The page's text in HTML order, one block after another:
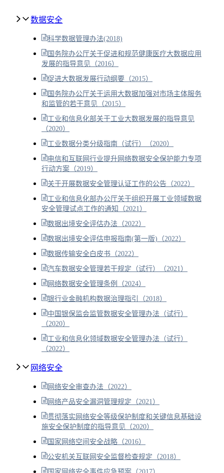
数据安全
科学数据管理办法(2018)
国务院办公厅关于促进和规范健康医疗大数据应用
发展的指导意见（2016）
促进大数据发展行动纲要（2015）
国务院办公厅关于运用大数据加强对市场主体服务
和监管的若干意见（2015）
工业和信息化部关于工业大数据发展的指导意见
（2020）
工业数据分类分级指南（试行）（2020）
电信和互联网行业提升网络数据安全保护能力专项
行动方案（2019）
关于开展数据安全管理认证工作的公告（2022）
工业和信息化部办公厅关于组织开展工业领域数据
安全管理试点工作的通知（2021）
数据出境安全评估办法（2022）
数据出境安全评估申报指南(第一版)（2022）
数据传输安全白皮书（2022）
汽车数据安全管理若干规定（试行）（2021）
网络数据安全管理条例（2024）
银行业金融机构数据治理指引（2018）
中国银保监会监管数据安全管理办法（试行）
（2020）
工业和信息化领域数据安全管理办法（试行）
（2022）
网络安全
网络安全审查办法（2022）
网络产品安全漏洞管理规定（2021）
贯彻落实网络安全等级保护制度和关键信息基础设
施安全保护制度的指导意见（2020）
国家网络空间安全战略（2016）
公安机关互联网安全监督检查规定（2018）